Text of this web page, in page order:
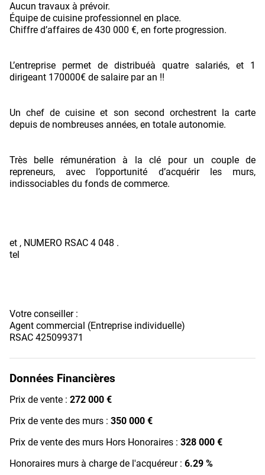
Aucun travaux à prévoir.
Équipe de cuisine professionnel en place.
Chiffre d’affaires de 430 000 €, en forte progression.
L’entreprise permet de distribuéà quatre salariés, et 1
dirigeant 170000€ de salaire par an !!
Un chef de cuisine et son second orchestrent la carte
depuis de nombreuses années, en totale autonomie.
Très belle rémunération à la clé pour un couple de
repreneurs, avec l’opportunité d’acquérir les murs,
indissociables du fonds de commerce.
et , NUMERO RSAC 4 048 .
tel
Votre conseiller :
Agent commercial (Entreprise individuelle)
RSAC 425099371
Données Financières
Prix de vente : 272 000 €
Prix de vente des murs : 350 000 €
Prix de vente des murs Hors Honoraires : 328 000 €
Honoraires murs à charge de l'acquéreur : 6.29 %